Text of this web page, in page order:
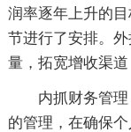
润率逐年上升的
节进行了安排。
量，拓宽增收渠道
内抓财务管
的管理，在确保